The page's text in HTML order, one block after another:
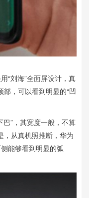
“刘海”全面屏设计，真
，可以看到明显的“凹
”，其宽度一般，不算
，从真机照推断，华为
能够看到明显的弧